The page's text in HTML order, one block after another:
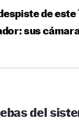
de
sus
del